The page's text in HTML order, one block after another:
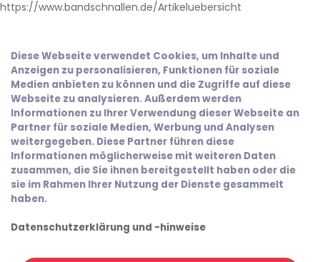
https://www.bandschnallen.de/Artikeluebersicht
Diese Webseite verwendet Cookies, um Inhalte und
Anzeigen zu personalisieren, Funktionen für soziale
Medien anbieten zu können und die Zugriffe auf diese
Webseite zu analysieren. Außerdem werden
Informationen zu Ihrer Verwendung dieser Webseite an
Partner für soziale Medien, Werbung und Analysen
weitergegeben. Diese Partner führen diese
Informationen möglicherweise mit weiteren Daten
zusammen, die Sie ihnen bereitgestellt haben oder die
sie im Rahmen Ihrer Nutzung der Dienste gesammelt
haben.
Datenschutzerklärung und -hinweise